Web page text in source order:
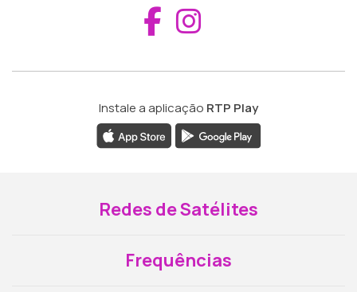
Aceder ao
Instale a aplicação RTP Play
Redes de Satélites
Frequências